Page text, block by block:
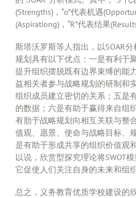
(Strengths)，“o”代表机遇
(Aspirationg)，“R”代表结果
斯塔沃罗斯等人指出，以SOAR
规划具有以下优点：一是有利于
提升组织摆脱既有边界束缚的能
益相关者参与战略规划的研制和
组织成员建立密切的关系；五是
的数据；六是有助于赢得来自组
有肋于战略规划向相互关联与整
值观、愿景、使命与战略目标、
是有助于形成共享的组织价值观
以说，欣赏型探究理论将SWOT模
它促使人们关注自身的未来和组
总之，义务教育优质学校建设的